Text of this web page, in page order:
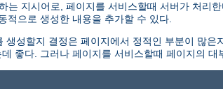
지시어로, 페이지를 서비스할때 서버가 처리
적으로 생성한 내용을 추가할 수 있다.
성할지 결정은 페이지에서 정적인 부분이 많
좋다. 그러나 페이지를 서비스할때 페이지의